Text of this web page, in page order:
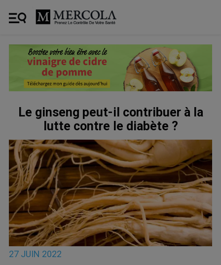
Le ginseng peut-il contribuer à la
lutte contre le diabète ?
27 JUIN 2022